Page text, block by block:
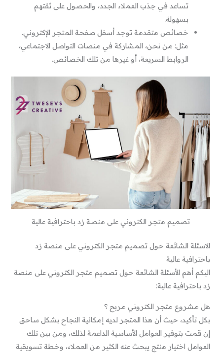
تساعد في جذب العملاء الجدد، والحصول على ثقتهم
بسهولة.
خصائص متقدمة توجد أسفل صفحة المتجر الإكتروني.
مثل: من نحن، المشاركة في منصات التواصل الاجتماعي،
الروابط السريعة، أو غيرها من تلك الخصائص.
تصميم متجر الكتروني على منصة زد باحترافية عالية
الاسئلة الشائعة حول تصميم متجر الكتروني على منصة زد
باحترافية عالية
اليكم أهم الأسئلة الشائعة حول تصميم متجر الكتروني على منصة
زد باحترافية عالية:
هل مشروع متجر الكتروني مربح ؟
بكل تأكيد، حيث أن هذا المتجر لديه إمكانية النجاح بشكل ساحق
إن قمت بتوفير العوامل الأساسية الداعمة لذلك، ومن بين تلك
العوامل اختيار منتج يبحث عنه الكثير من العملاء، وخطة تسويقية